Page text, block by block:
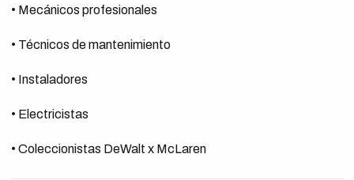
• Mecánicos profesionales
• Técnicos de mantenimiento
• Instaladores
• Electricistas
• Coleccionistas DeWalt x McLaren